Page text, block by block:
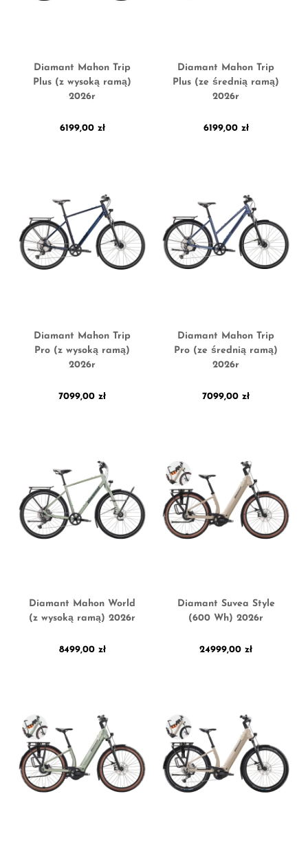
Diamant Mahon Trip
Plus (z wysoką ramą)
2026r
6199,00 zł
Diamant Mahon Trip
Plus (ze średnią ramą)
2026r
6199,00 zł
Diamant Mahon Trip
Pro (z wysoką ramą)
2026r
7099,00 zł
Diamant Mahon Trip
Pro (ze średnią ramą)
2026r
7099,00 zł
Diamant Mahon World
(z wysoką ramą) 2026r
8499,00 zł
Diamant Suvea Style
(600 Wh) 2026r
24999,00 zł